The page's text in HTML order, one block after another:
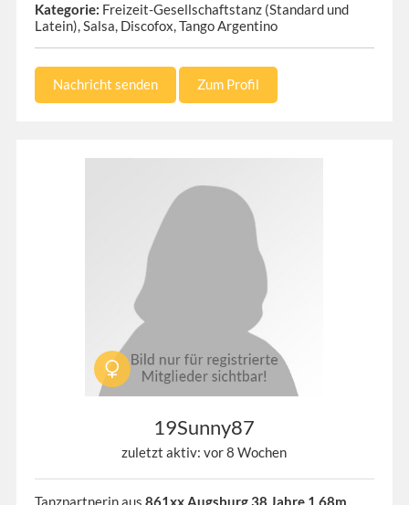
Kategorie: Freizeit-Gesellschaftstanz (Standard und
Latein), Salsa, Discofox, Tango Argentino
Nachricht senden Zum Profil
19Sunny87
zuletzt aktiv: vor 8 Wochen
Tanzpartnerin aus 861xx Augsburg 38 Jahre 1,68m